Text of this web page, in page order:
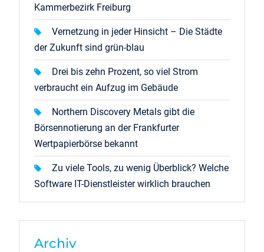
Kammerbezirk Freiburg
Vernetzung in jeder Hinsicht – Die Städte
der Zukunft sind grün-blau
Drei bis zehn Prozent, so viel Strom
verbraucht ein Aufzug im Gebäude
Northern Discovery Metals gibt die
Börsennotierung an der Frankfurter
Wertpapierbörse bekannt
Zu viele Tools, zu wenig Überblick? Welche
Software IT-Dienstleister wirklich brauchen
Archiv